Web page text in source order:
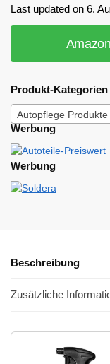
Last updated on 6.
Produkt-Kategorien
Autopflege
Werbung
Werbung
Beschreibung
Zusätzliche